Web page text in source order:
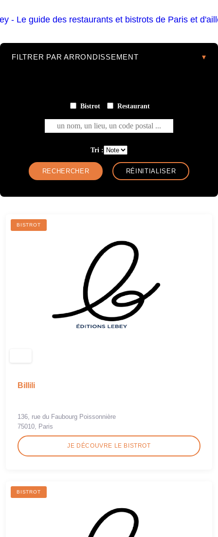
FILTRER PAR ARRONDISSEMENT
Bistrot Restaurant
un nom, un lieu, un code postal ...
Tri :
BISTROT
Billili
136, rue du Faubourg Poissonnière
75010, Paris
JE DÉCOUVRE LE BISTROT
BISTROT